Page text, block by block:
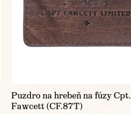
Puzdro na hrebeň na fúzy Cpt.
Fawcett (CF.87T)